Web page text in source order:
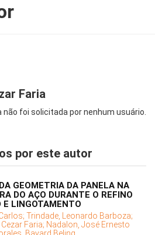
Faria
não foi solicitada por nenhum usuário.
por este autor
GEOMETRIA DA PANELA NA
DO AÇO DURANTE O REFINO
E LINGOTAMENTO
Trindade, Leonardo Barboza;
Faria; Nadalon, José Ernesto